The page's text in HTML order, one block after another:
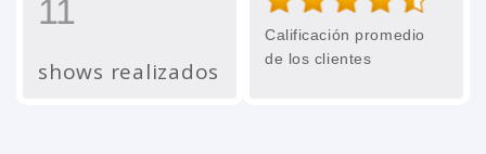
11
shows realizados
Calificación promedio
de los clientes